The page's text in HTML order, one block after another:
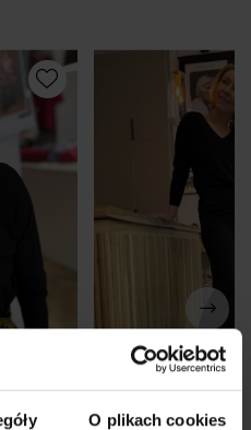
O plikach cookies